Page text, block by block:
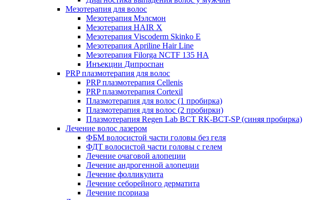
Мезотерапия для волос
Мезотерапия Мэлсмон
Мезотерапия HAIR X
Мезотерапия Viscoderm Skinko E
Мезотерапия Apriline Hair Line
Мезотерапия Filorga NCTF 135 HA
Инъекции Дипроспан
PRP плазмотерапия для волос
PRP плазмотерапия Cellenis
PRP плазмотерапия Cortexil
Плазмотерапия для волос (1 пробирка)
Плазмотерапия для волос (2 пробирки)
Плазмотерапия Regen Lab BCT RK-BCT-SP (синяя пробирка)
Лечение волос лазером
ФБМ волосистой части головы без геля
ФДТ волосистой части головы с гелем
Лечение очаговой алопеции
Лечение андрогенной алопеции
Лечение фолликулита
Лечение себорейного дерматита
Лечение псориаза